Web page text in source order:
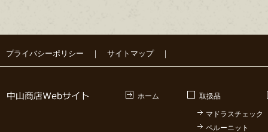
プライバシーポリシー ｜ サイトマップ｜
ホーム 取扱品
マドラスチェック
ペルーニット